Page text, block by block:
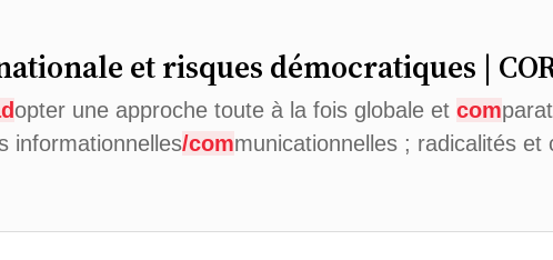
et risques démocratiques |
opter une approche toute à la fois globale et com
informationnelles/communicationnelles ; radicalités